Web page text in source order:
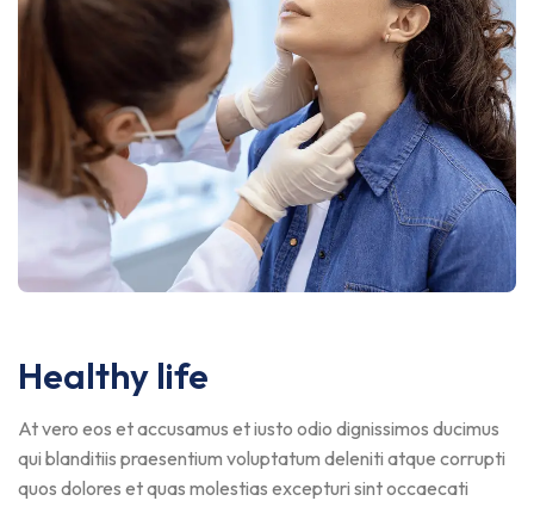
Healthy life
At vero eos et accusamus et iusto odio dignissimos ducimus
qui blanditiis praesentium voluptatum deleniti atque corrupti
quos dolores et quas molestias excepturi sint occaecati